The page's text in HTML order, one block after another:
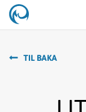
TIL BAKA